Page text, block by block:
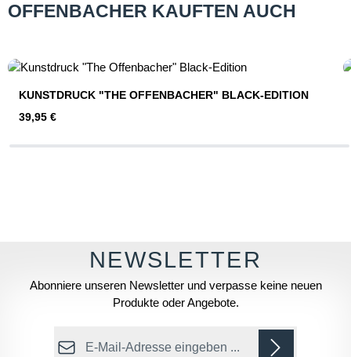
OFFENBACHER KAUFTEN AUCH
KUNSTDRUCK "THE OFFENBACHER" BLACK-EDITION
Regulärer Preis:
39,95 €
Abonniere unseren Newsletter und verpasse keine neuen
Produkte oder Angebote.
E-Mail-Adresse*